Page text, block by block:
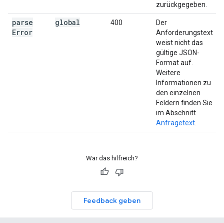
zurückgegeben.
parse
Error
global 400
Der
Anforderungstext
weist nicht das
gültige JSON-
Format auf.
Weitere
Informationen zu
den einzelnen
Feldern finden Sie
im Abschnitt
Anfragetext
War das hilfreich?
Feedback geben